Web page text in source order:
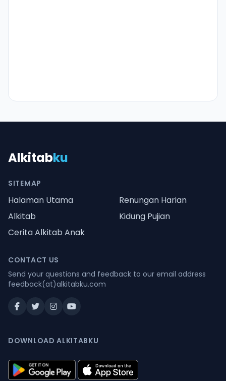
Alkitabku
SITEMAP
Halaman Utama
Renungan Harian
Alkitab
Kidung Pujian
Cerita Alkitab Anak
CONTACT US
Send your questions and feedback to our email address
feedback(at)alkitabku.com
DOWNLOAD ALKITABKU